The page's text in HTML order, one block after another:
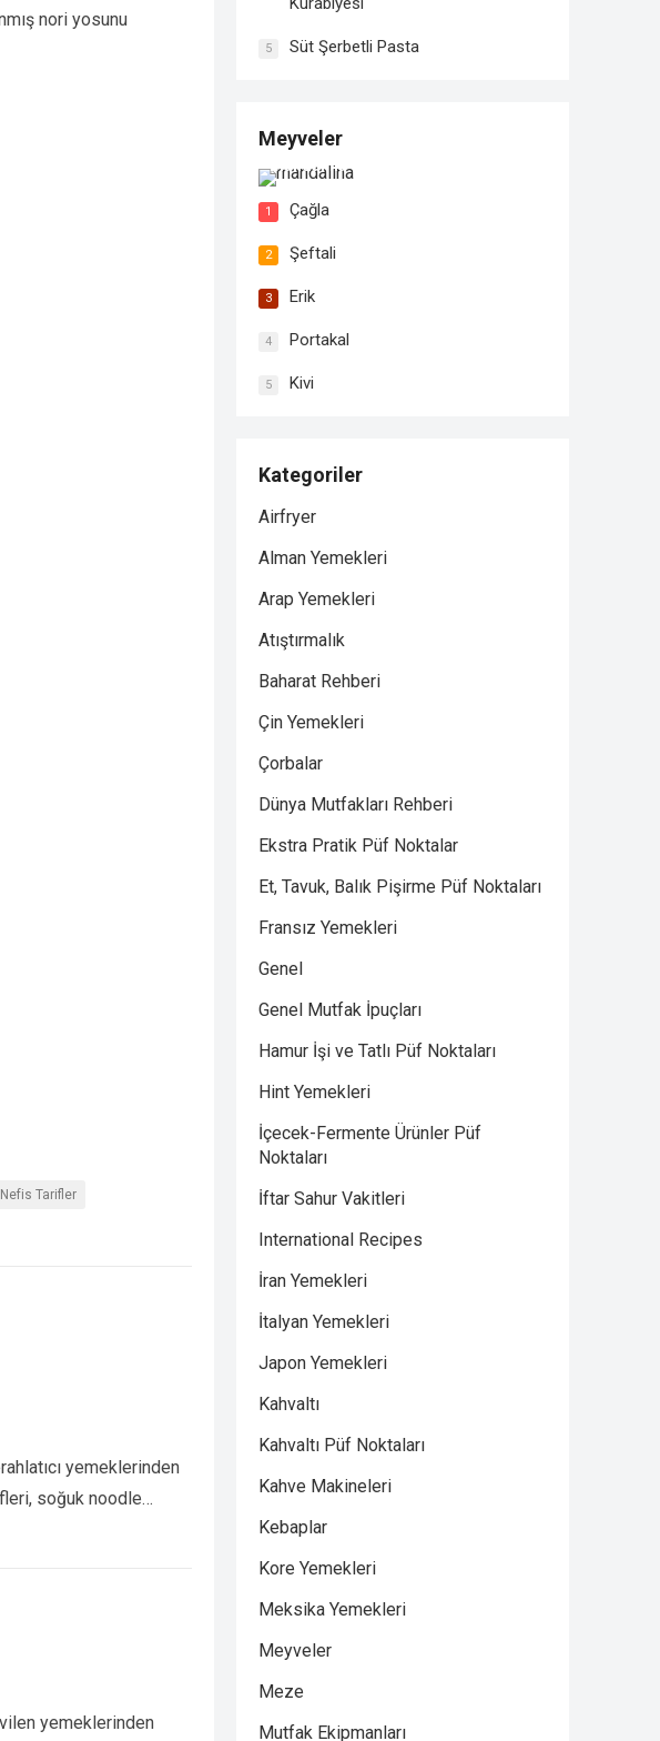
nori yosunu
Nefis Tarifler
yemeklerinden
soğuk noodle…
yemeklerinden
5 Süt Şerbetli Pasta
Meyveler
Mandalina
1 Çağla
2 Şeftali
3 Erik
4 Portakal
5 Kivi
Kategoriler
Airfryer
Alman Yemekleri
Arap Yemekleri
Atıştırmalık
Baharat Rehberi
Çin Yemekleri
Çorbalar
Dünya Mutfakları Rehberi
Ekstra Pratik Püf Noktalar
Et, Tavuk, Balık Pişirme Püf Noktaları
Fransız Yemekleri
Genel
Genel Mutfak İpuçları
Hamur İşi ve Tatlı Püf Noktaları
Hint Yemekleri
İçecek-Fermente Ürünler Püf
Noktaları
İftar Sahur Vakitleri
International Recipes
İran Yemekleri
İtalyan Yemekleri
Japon Yemekleri
Kahvaltı
Kahvaltı Püf Noktaları
Kahve Makineleri
Kebaplar
Kore Yemekleri
Meksika Yemekleri
Meyveler
Meze
Mutfak Ekipmanları